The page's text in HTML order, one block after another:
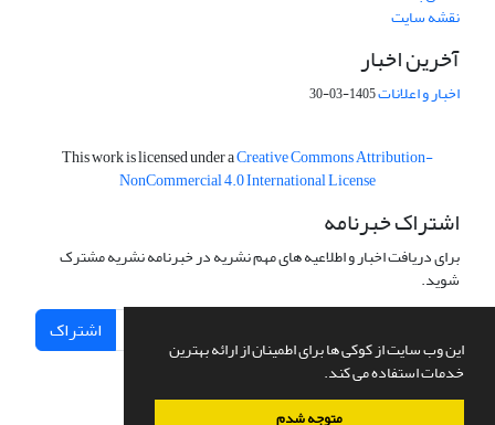
این وب سایت از کوکی ها برای اطمینان از ارائه بهترین
خدمات استفاده می کند.
متوجه شدم
نقشه سایت
آخرین اخبار
اخبار و اعلانات1405-03-30
This work is licensed under aCreative Commons Attribution-
NonCommercial 4.0 International License
اشتراک خبرنامه
برای دریافت اخبار و اطلاعیه های مهم نشریه در خبرنامه نشریه مشترک
شوید.
اشتراک